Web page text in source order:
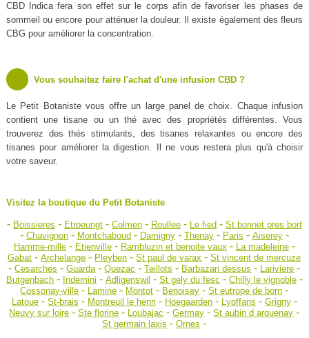
CBD Indica fera son effet sur le corps afin de favoriser les phases de
sommeil ou encore pour atténuer la douleur. Il existe également des fleurs
CBG pour améliorer la concentration.
Vous souhaitez faire l'achat d'une infusion CBD ?
Le Petit Botaniste vous offre un large panel de choix. Chaque infusion
contient une tisane ou un thé avec des propriétés différentes. Vous
trouverez des thés stimulants, des tisanes relaxantes ou encore des
tisanes pour améliorer la digestion. Il ne vous restera plus qu'à choisir
votre saveur.
Visitez la boutique du Petit Botaniste
- Boissieres - Etroeungt- Colmen- Roullee- Le fied- St bonnet pres bort
- Chavignon- Montchaboud- Damigny- Thenay- Paris - Aiserey-
Hamme-mille- Etienville- Rambluzin et benoite vaux - La madeleine-
Gabat -Archelange - Pleyben -St paul de varax -St vincent de mercuze
-Cesarches -Guarda -Quezac -Teillots - Barbazan dessus - Lariviere -
Butgenbach- Indemini - Adligenswil - St gely du fesc - Chilly le vignoble-
Cossonay-ville - Lamine - Montot - Benoisey -St eutrope de born -
Latoue- St-brais - Montreuil le henri - Hoegaarden- Lyoffans - Grigny-
Neuvy sur loire -Ste florine - Loubajac -Germay -St aubin d arquenay -
St germain laxis -Ornes -